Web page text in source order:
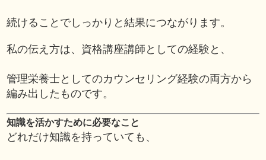
続けることでしっかりと結果につながります。
私の伝え方は、資格講座講師としての経験と、
管理栄養士としてのカウンセリング経験の両方から
編み出したものです。
知識を活かすために必要なこと
どれだけ知識を持っていても、